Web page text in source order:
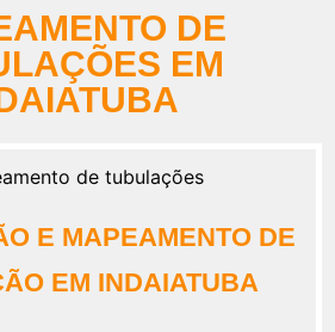
DE
EM
E MAPEAMENTO DE
EM INDAIATUBA